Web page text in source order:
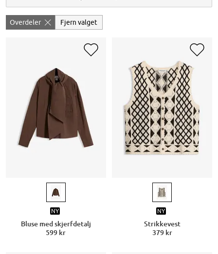
Overdeler Fjern valget
NY
Bluse med skjerfdetalj
599 kr
NY
Strikkevest
379 kr